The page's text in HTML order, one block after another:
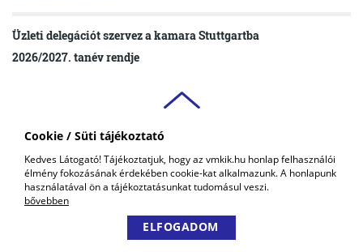
Cookie / Süti tájékoztató
Kedves Látogató! Tájékoztatjuk, hogy az vmkik.hu honlap felhasználói
élmény fokozásának érdekében cookie-kat alkalmazunk. A honlapunk
használatával ön a tájékoztatásunkat tudomásul veszi.
bővebben
ELFOGADOM
Üzleti delegációt szervez a kamara Stuttgartba
2026/2027. tanév rendje
VAS VÁRMEGYEI
KERESKEDELMI ÉS IPARKAMARA
COPYRIGHT © 2018 - 2026 VMKIK. |
ALL RIGHTS RESERVED! DESIGNED &
POWERED BY
POSITIVE ADAMSKY